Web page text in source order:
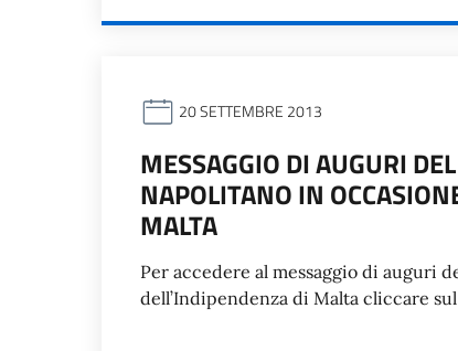
20 SETTEMBRE 2013
MESSAGGIO DI AUGURI
NAPOLITANO IN
MALTA
Per accedere al messaggio di auguri
dell’Indipendenza di Malta cliccare